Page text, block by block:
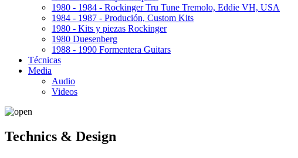
1980 - 1984 - Rockinger Tru Tune Tremolo, Eddie VH, USA
1984 - 1987 - Produción, Custom Kits
1980 - Kits y piezas Rockinger
1980 Duesenberg
1988 - 1990 Formentera Guitars
Técnicas
Media
Audio
Videos
Technics & Design